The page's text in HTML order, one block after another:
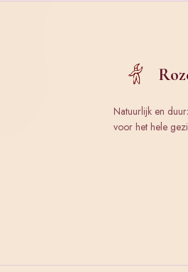
Natuurlijk en
voor het hele